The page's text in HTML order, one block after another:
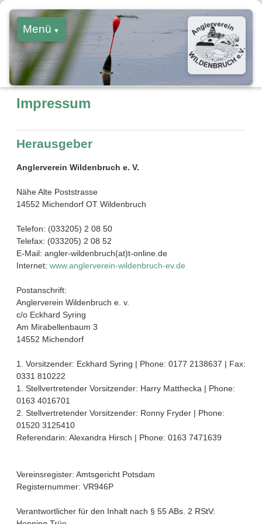
Menü
Startseite
Verein
Gewässer
Impressum
Herausgeber
Anglerverein Wildenbruch e. V.
Nähe Alte Poststrasse
14552 Michendorf OT Wildenbruch
Telefon: (033205) 2 08 50
Telefax: (033205) 2 08 52
E-Mail: angler-wildenbruch(at)t-online.de
Internet: www.anglerverein-wildenbruch-ev.de
Postanschrift:
Anglerverein Wildenbruch e. v.
c/o Eckhard Syring
Am Mirabellenbaum 3
14552 Michendorf
1. Vorsitzender: Eckhard Syring | Phone: 0177 2138637 | Fax:
0331 810222
1. Stellvertretender Vorsitzender: Harry Matthecka | Phone:
0163 4016701
2. Stellvertretender Vorsitzender: Ronny Fryder | Phone:
01520 3125410
Referendarin: Alexandra Hirsch | Phone: 0163 7471639
Vereinsregister: Amtsgericht Potsdam
Registernummer: VR946P
Verantwortlicher für den Inhalt nach § 55 ABs. 2 RStV: